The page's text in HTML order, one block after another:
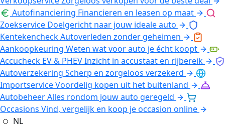
Autofinanciering Financieren en leasen op maat
Zoekservice Doelgericht naar jouw ideale auto
KentekencheckAutoverleden zonder geheimen
Aankoopkeuring Weten wat voor auto je écht koopt
Accucheck EV & PHEVInzicht in accustaat en rijbereik
Autoverzekering Scherp en zorgeloos verzekerd
ImportserviceVoordelig kopen uit het buitenland
AutobeheerAlles rondom jouw auto geregeld
Occasions Vind, vergelijk en koop je occasion online
NL